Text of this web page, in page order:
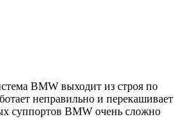
BMW выходит из строя по
неправильно и перекашивает
суппортов BMW очень сложно